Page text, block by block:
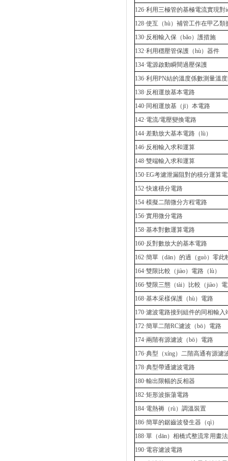
126·利用三極管的基極電流實現對
128·使互（hù）補管工作在甲乙
130·反相輸入保（bǎo）護措施
132·利用穩壓管保護（hù）器件
134·電源啟動瞬間過壓保護
136·利用PN結的溫度係數測量溫
138·反相運放基本電路
140·同相運放基（jī）本電路
142·電流/電壓變換電路
144·差動放大基本電路（lù）
146·反相輸入求和運算
148·雙端輸入求和運算
150·EG考濾泄漏阻對的積分運算
152·快速積分電路
154·模擬二階微分方程電路
156·實用微分電路
158·基本對數運算電路
160·反對數放大的基本電路
162·簡單（dān）的過（guò）零此
164·雙限比較（jiào）電路（lù）
166·雙限三態（tài）比較（jiào）
168·基本采樣保護（hù）電路
170·濾波電路接到組件的同相輸入
172·簡單二階RC濾波（bō）電路
174·兩階有源濾波（bō）電路
176·典型（xíng）二階高通有源濾
178·典型帶通濾波電路
180·輸出限幅的反相器
182·矩形波振蕩電路
184·電熱褥（rù）調溫裝置
186·簡單的鋸齒波發生器（qì）
188·單（dān）相橋式整流常用畫
190·電容濾波電路